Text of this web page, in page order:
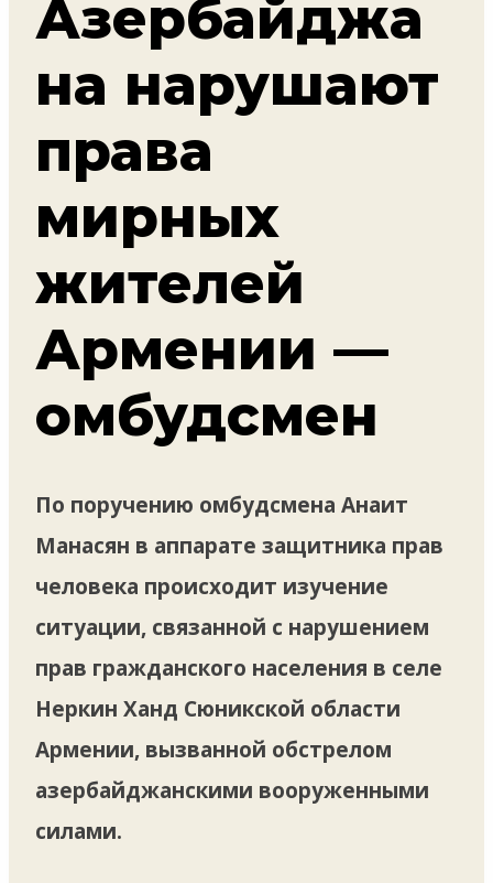
Азербайджа
на нарушают
права
мирных
жителей
Армении —
омбудсмен
По поручению омбудсмена Анаит
Манасян в аппарате защитника прав
человека происходит изучение
ситуации, связанной с нарушением
прав гражданского населения в селе
Неркин Ханд Сюникской области
Армении, вызванной обстрелом
азербайджанскими вооруженными
силами.